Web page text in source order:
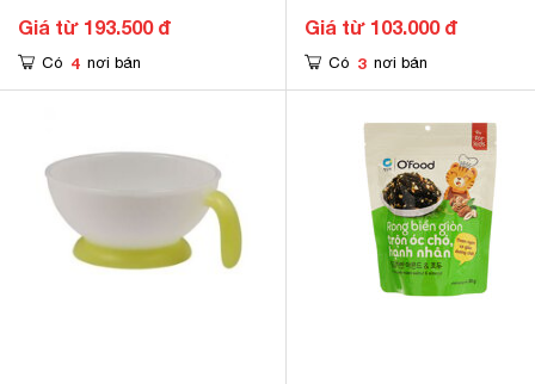
Giá từ 193.500 đ
Có 4 nơi bán
Giá từ 103.000 đ
Có 3 nơi bán